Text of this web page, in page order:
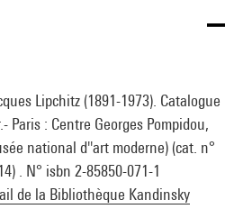
Lipchitz (1891-1973). Catalogue
Paris : Centre Georges Pompidou,
national d''art moderne) (cat. n°
. N° isbn 2-85850-071-1
de la Bibliothèque Kandinsky